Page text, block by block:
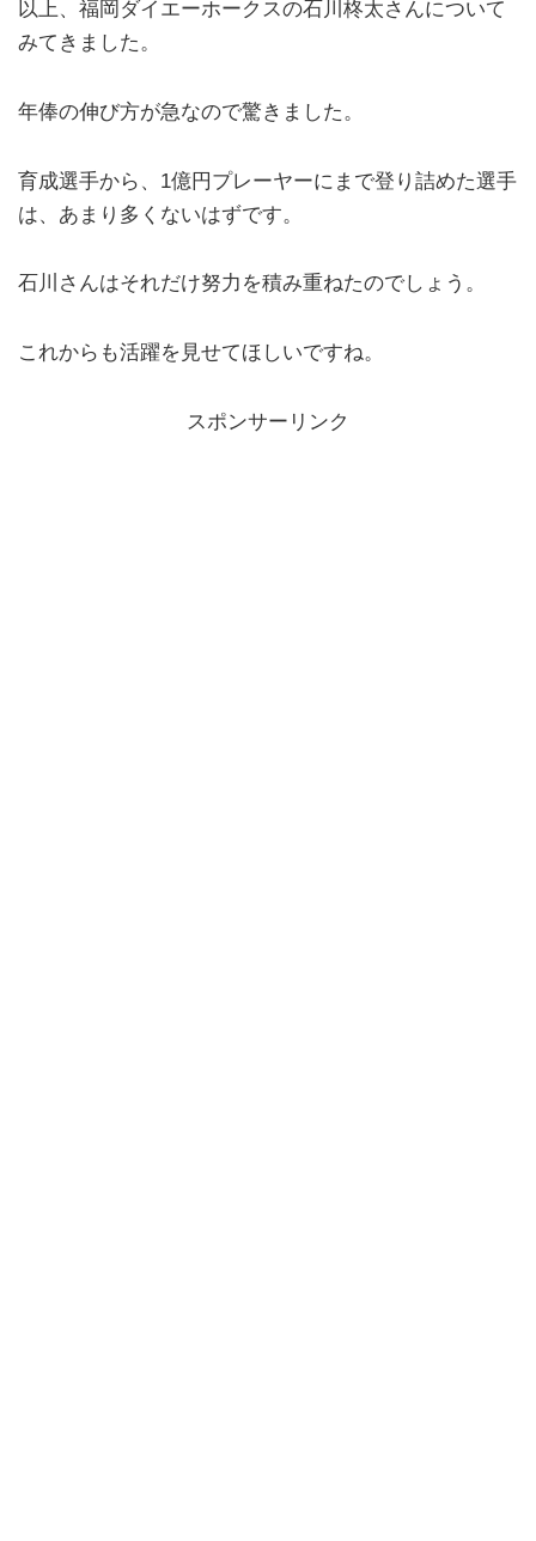
以上、福岡ダイエーホークスの石川柊太さんについて
みてきました。
年俸の伸び方が急なので驚きました。
育成選手から、1億円プレーヤーにまで登り詰めた選手
は、あまり多くないはずです。
石川さんはそれだけ努力を積み重ねたのでしょう。
これからも活躍を見せてほしいですね。
スポンサーリンク